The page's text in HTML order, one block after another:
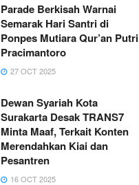
Parade Berkisah Warnai
Semarak Hari Santri di
Ponpes Mutiara Qur’an Putri
Pracimantoro
27 OCT 2025
Dewan Syariah Kota
Surakarta Desak TRANS7
Minta Maaf, Terkait Konten
Merendahkan Kiai dan
Pesantren
16 OCT 2025